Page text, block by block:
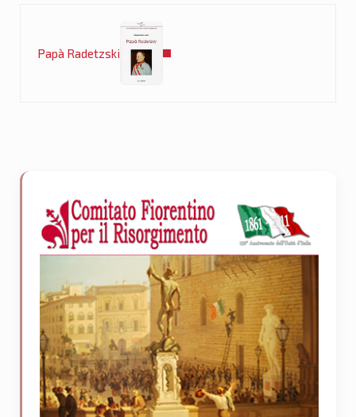
Papà Radetzski
Sidebar